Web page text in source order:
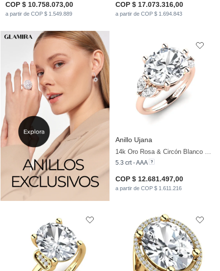
COP $ 10.758.073,00
a partir de COP $ 1.549.889
COP $ 17.073.316,00
a partir de COP $ 1.694.843
Anillo Ujana
14k Oro Rosa & Circón Blanco & Zafiro blanco
5.3 crt - AAA
COP $ 12.681.497,00
a partir de COP $ 1.611.216